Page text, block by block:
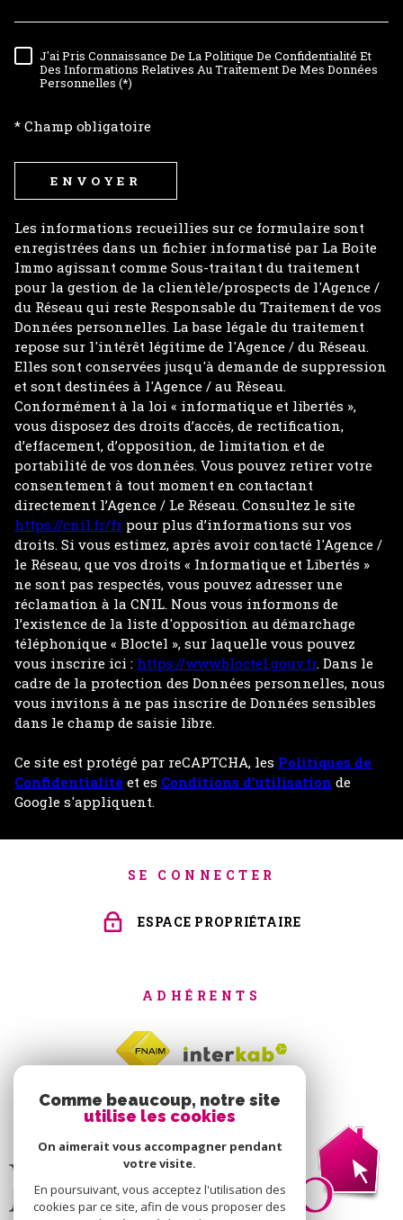
RÈGLEMENTATION
J'ai Pris Connaissance De La Politique De Confidentialité Et
Des Informations Relatives Au Traitement De Mes Données
Personnelles (*)
* Champ obligatoire
ENVOYER
Les informations recueillies sur ce formulaire sont
enregistrées dans un fichier informatisé par La Boite
Immo agissant comme Sous-traitant du traitement
pour la gestion de la clientèle/prospects de l'Agence /
du Réseau qui reste Responsable du Traitement de vos
Données personnelles. La base légale du traitement
repose sur l'intérêt légitime de l'Agence / du Réseau.
Elles sont conservées jusqu'à demande de suppression
et sont destinées à l'Agence / au Réseau.
Conformément à la loi « informatique et libertés »,
vous disposez des droits d’accès, de rectification,
d’effacement, d’opposition, de limitation et de
portabilité de vos données. Vous pouvez retirer votre
consentement à tout moment en contactant
directement l’Agence / Le Réseau. Consultez le site
https://cnil.fr/fr pour plus d’informations sur vos
droits. Si vous estimez, après avoir contacté l'Agence /
le Réseau, que vos droits « Informatique et Libertés »
ne sont pas respectés, vous pouvez adresser une
réclamation à la CNIL. Nous vous informons de
l’existence de la liste d'opposition au démarchage
téléphonique « Bloctel », sur laquelle vous pouvez
vous inscrire ici : https://www.bloctel.gouv.fr. Dans le
cadre de la protection des Données personnelles, nous
vous invitons à ne pas inscrire de Données sensibles
dans le champ de saisie libre.
Ce site est protégé par reCAPTCHA, les Politiques de
Confidentialité et es Conditions d'utilisation de
Google s'appliquent.
SE CONNECTER
ESPACE PROPRIÉTAIRE
ADHÉRENTS
Comme beaucoup, notre site
utilise les cookies
On aimerait vous accompagner pendant
votre visite.
En poursuivant, vous acceptez l'utilisation des
cookies par ce site, afin de vous proposer des